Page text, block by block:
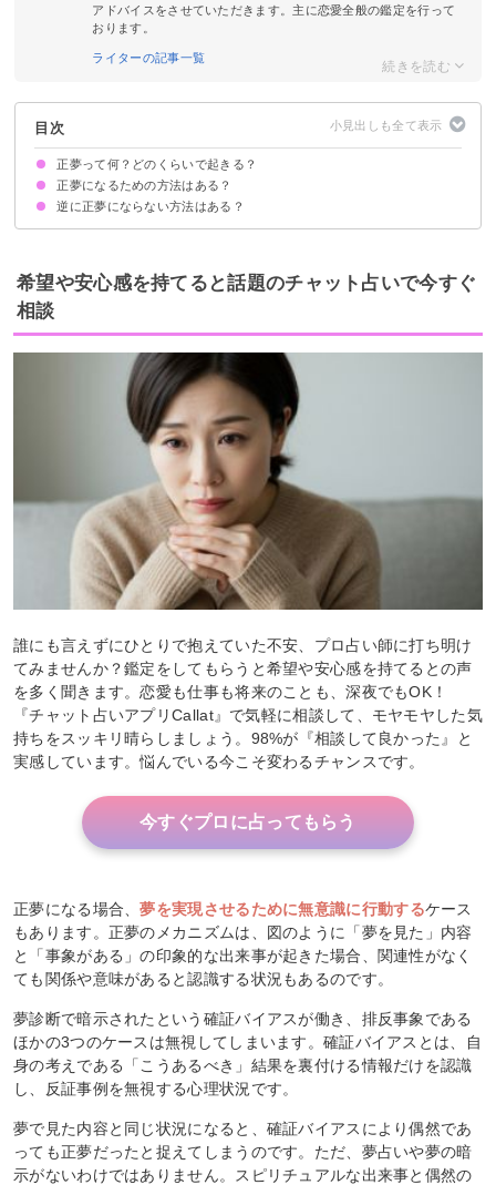
アドバイスをさせていただきます。主に恋愛全般の鑑定を行って
おります。
ライターの記事一覧
目次
正夢って何？どのくらいで起きる？
正夢になるための方法はある？
①引き寄せの法則を活用する
②夢を実現させようと行動する
③夢の内容を人に話さないようにする
逆に正夢にならない方法はある？
①夢の内容を人に話す
②おまじないを唱える
希望や安心感を持てると話題のチャット占いで今すぐ
相談
誰にも言えずにひとりで抱えていた不安、プロ占い師に打ち明け
てみませんか？鑑定をしてもらうと希望や安心感を持てるとの声
を多く聞きます。恋愛も仕事も将来のことも、深夜でもOK！
『チャット占いアプリCallat』で気軽に相談して、モヤモヤした気
持ちをスッキリ晴らしましょう。98%が『相談して良かった』と
実感しています。悩んでいる今こそ変わるチャンスです。
今すぐプロに占ってもらう
正夢になる場合、夢を実現させるために無意識に行動するケース
もあります。正夢のメカニズムは、図のように「夢を見た」内容
と「事象がある」の印象的な出来事が起きた場合、関連性がなく
ても関係や意味があると認識する状況もあるのです。
夢診断で暗示されたという確証バイアスが働き、排反事象である
ほかの3つのケースは無視してしまいます。確証バイアスとは、自
身の考えである「こうあるべき」結果を裏付ける情報だけを認識
し、反証事例を無視する心理状況です。
夢で見た内容と同じ状況になると、確証バイアスにより偶然であ
っても正夢だったと捉えてしまうのです。ただ、夢占いや夢の暗
示がないわけではありません。スピリチュアルな出来事と偶然の